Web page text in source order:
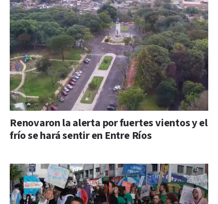
Renovaron la alerta por fuertes vientos y el
frío se hará sentir en Entre Ríos